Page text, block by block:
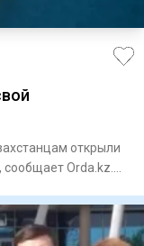
открыли
сообщает Orda.kz.